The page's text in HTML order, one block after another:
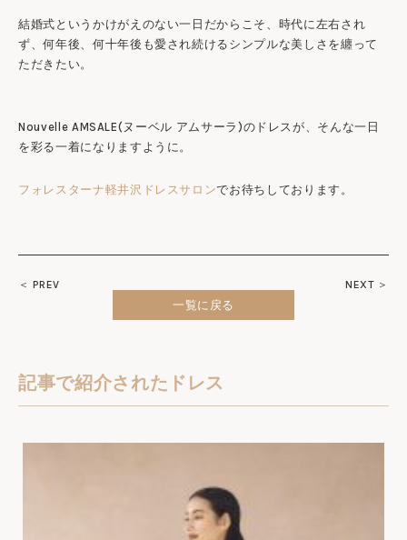
結婚式というかけがえのない一日だからこそ、時代に左右され
ず、何年後、何十年後も愛され続けるシンプルな美しさを纏って
ただきたい。
Nouvelle AMSALE(ヌーベル アムサーラ)のドレスが、そんな一日
を彩る一着になりますように。
フォレスターナ軽井沢ドレスサロンでお待ちしております。
＜ PREV NEXT ＞
一覧に戻る
記事で紹介されたドレス